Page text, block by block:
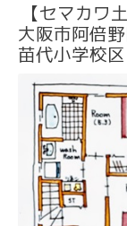
【セマカワ
大阪市阿倍
苗代小学校区